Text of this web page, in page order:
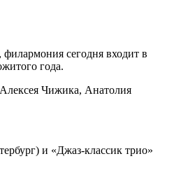
сегодня входит в
года.
Чижика, Анатолия
и «Джаз-классик трио»